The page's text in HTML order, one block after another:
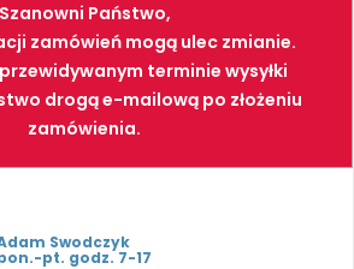
PNEUMATYKA
Szanowni Państwo,
zamówień mogą ulec zmianie.
terminie wysyłki
drogą e-mailową po złożeniu
zamówienia.
Swodczyk
pt. godz. 7-17